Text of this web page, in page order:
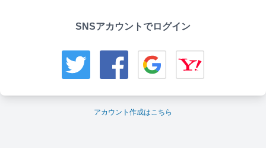
SNSアカウントでログイン
アカウント作成はこちら